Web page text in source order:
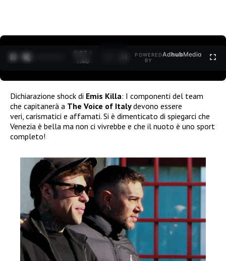
0:28 /
1:40
POWERED
BY
AdhubMedia
Dichiarazione shock di Emis Killa: I componenti del team
che capitanerà a The Voice of Italydevono essere
veri, carismatici e affamati. Si è dimenticato di spiegarci che
Venezia è bella ma non ci vivrebbe e che il nuoto è uno sport
completo!